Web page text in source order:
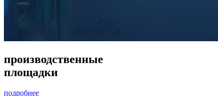
производственные
площадки
подробнее